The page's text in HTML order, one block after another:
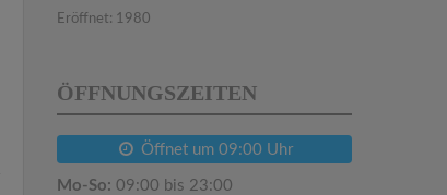
Eröffnet: 1980
ÖFFNUNGSZEITEN
Öffnet um 09:00 Uhr
Mo-So: 09:00 bis 23:00